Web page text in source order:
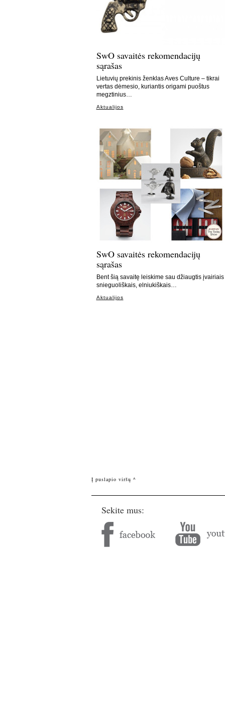
SwO savaitės rekomendacijų
sąrašas
Lietuvių prekinis ženklas Aves Culture – tikrai
vertas dėmesio, kuriantis origami puoštus
megztinius…
Aktualijos
SwO savaitės rekomendacijų
sąrašas
Bent šią savaitę leiskime sau džiaugtis įvairiais
snieguoliškais, elniukiškais…
Aktualijos
Į puslapio viršų ^
Sekite mus: